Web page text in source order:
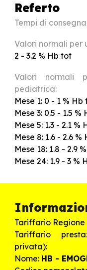
Referto
Tempi di
Valori normali per
2 - 3.2 % Hb tot
Valori normali
pediatrica:
Mese 1: 0 - 1 % Hb
Mese 3: 0.5 - 1.5 %
Mese 5: 1.3 - 2.1 %
Mese 8: 1.6 - 2.6 %
Mese 18: 1.8 - 2.9
Mese 24: 1.9 - 3 %
Tariffario Regione
Tariffario
privata):
Nome: HB -